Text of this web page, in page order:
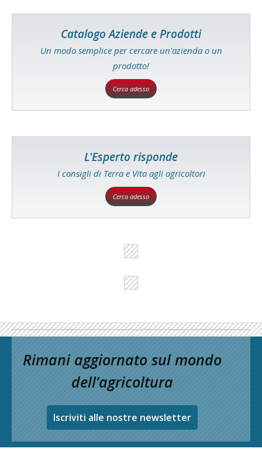
Catalogo Aziende e Prodotti
Un modo semplice per cercare un'azienda o un
prodotto!
Cerca adesso
L'Esperto risponde
I consigli di Terra e Vita agli agricoltori
Cerca adesso
Rimani aggiornato sul mondo
dell’agricoltura
Iscriviti alle nostre newsletter